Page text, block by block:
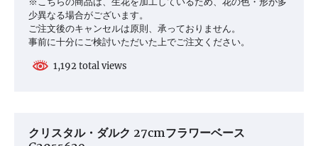
少異なる場合がございます。
ご注文後のキャンセルは原則、承っておりません。
事前に十分にご検討いただいた上でご注文ください。
1,192 total views
クリスタル・ダルク 27cmフラワーベース